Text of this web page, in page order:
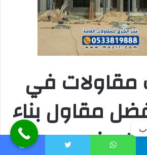
مقاولات في
مقاول بناء
في جده